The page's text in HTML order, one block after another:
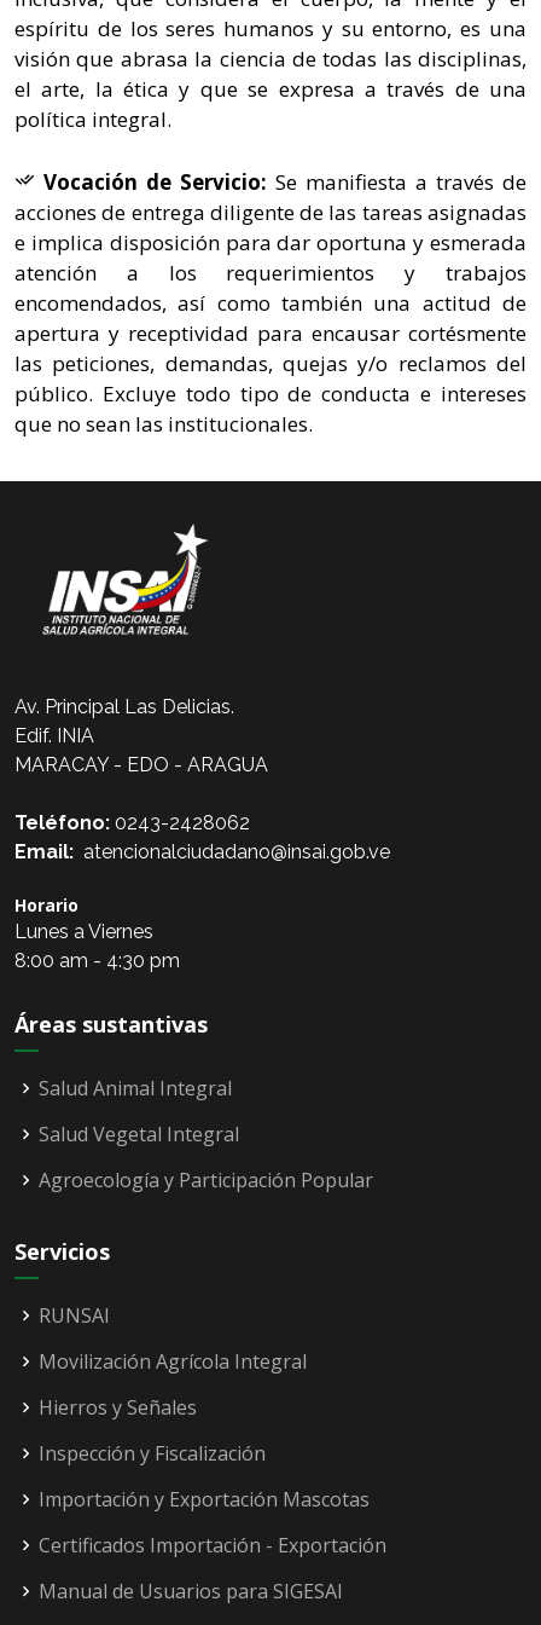
espíritu de los seres humanos y su entorno, es una
visión que abrasa la ciencia de todas las disciplinas,
el arte, la ética y que se expresa a través de una
política integral.
Vocación de Servicio: Se manifiesta a través de
acciones de entrega diligente de las tareas asignadas
e implica disposición para dar oportuna y esmerada
atención a los requerimientos y trabajos
encomendados, así como también una actitud de
apertura y receptividad para encausar cortésmente
las peticiones, demandas, quejas y/o reclamos del
público. Excluye todo tipo de conducta e intereses
que no sean las institucionales.
Av. Principal Las Delicias.
Edif. INIA
MARACAY - EDO - ARAGUA
Teléfono: 0243-2428062
Email: atencionalciudadano@insai.gob.ve
Horario
Lunes a Viernes
8:00 am - 4:30 pm
Áreas sustantivas
Salud Animal Integral
Salud Vegetal Integral
Agroecología y Participación Popular
Servicios
RUNSAI
Movilización Agrícola Integral
Hierros y Señales
Inspección y Fiscalización
Importación y Exportación Mascotas
Certificados Importación - Exportación
Manual de Usuarios para SIGESAI